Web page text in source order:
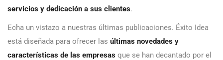
servicios y dedicación a sus clientes.
Echa un vistazo a nuestras últimas publicaciones. Éxito Idea
está diseñada para ofrecer las últimas novedades y
características de las empresas que se han decantado por el